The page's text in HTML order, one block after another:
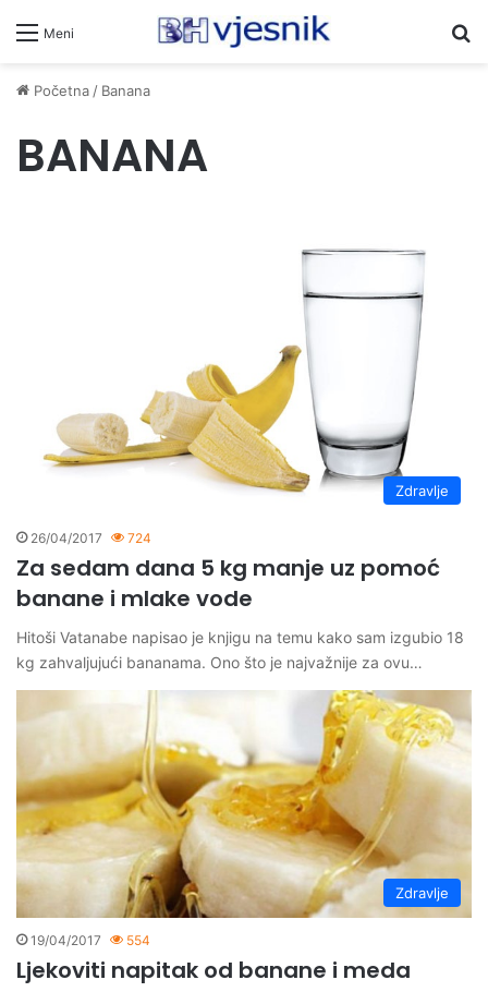
Meni
Početna/ Banana
BANANA
Zdravlje
26/04/2017 724
Za sedam dana 5 kg manje uz pomoć
banane i mlake vode
Hitoši Vatanabe napisao je knjigu na temu kako sam izgubio 18
kg zahvaljujući bananama. Ono što je najvažnije za ovu…
Zdravlje
19/04/2017 554
Ljekoviti napitak od banane i meda